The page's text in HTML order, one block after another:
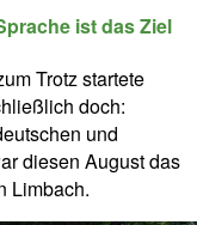
ist das Ziel
Trotz startete
doch:
und
diesen August das
Limbach.